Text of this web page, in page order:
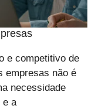
e competitivo de
empresas não é
necessidade
e a